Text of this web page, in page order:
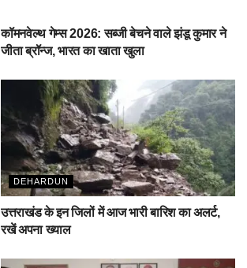
कॉमनवेल्थ गेम्स 2026: सब्जी बेचने वाले झंडू कुमार ने
जीता ब्रॉन्ज, भारत का खाता खुला
DEHARDUN
उत्तराखंड के इन जिलों में आज भारी बारिश का अलर्ट,
रखें अपना ख्याल